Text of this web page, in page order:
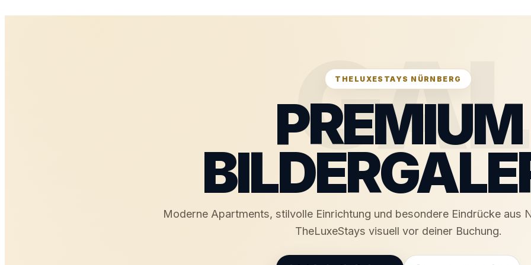
THELUXESTAYS NÜRNBERG
PREMIUM
Moderne Apartments, stilvolle Einrichtung und besondere Eindrücke aus
TheLuxeStays visuell vor deiner Buchung.